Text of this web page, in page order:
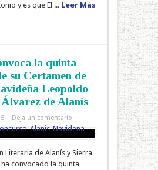
y es que El ... Leer Más
la quinta
su Certamen de
Leopoldo
de Alanís
Deja un comentario
Literaria de Alanís y Sierra
ha convocado la quinta